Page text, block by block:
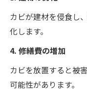
カビが建材を侵食し
化します。
4. 修繕費の増加
カビを放置すると被
可能性があります。